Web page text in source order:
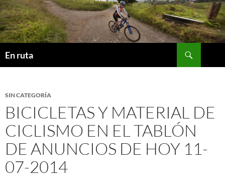
Saltar
al
contenido
En ruta
SIN CATEGORÍA
BICICLETAS Y MATERIAL DE
CICLISMO EN EL TABLÓN
DE ANUNCIOS DE HOY 11-
07-2014